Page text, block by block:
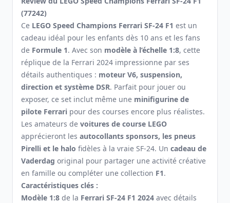
(77242)
Ce LEGO Speed Champions Ferrari SF-24 F1 est un
cadeau idéal pour les enfants dès 10 ans et les fans
de Formule 1. Avec son modèle à l’échelle 1:8, cette
réplique de la Ferrari 2024 impressionne par ses
détails authentiques : moteur V6, suspension,
direction et système DSR. Parfait pour jouer ou
exposer, ce set inclut même une minifigurine de
pilote Ferrari pour des courses encore plus réalistes.
Les amateurs de voitures de course LEGO
apprécieront les autocollants sponsors, les pneus
Pirelli et le halo fidèles à la vraie SF-24. Un cadeau de
Vaderdag original pour partager une activité créative
en famille ou compléter une collection F1.
Caractéristiques clés :
Modèle 1:8 de la Ferrari SF-24 F1 2024 avec détails